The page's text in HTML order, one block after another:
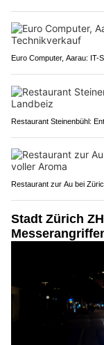
Euro Computer, Aarau: IT-
Restaurant Steinenbühl:
Restaurant zur Au bei
Stadt Zürich